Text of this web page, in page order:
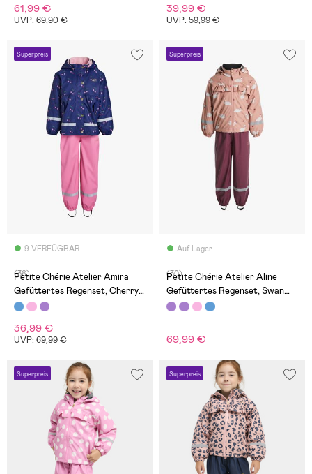
61,99 €
UVP: 69,90 €
39,99 €
UVP: 59,99 €
Superpreis
9 VERFÜGBAR
(36)
Petite Chérie Atelier Amira
Gefüttertes Regenset, Cherry
Blue
36,99 €
UVP: 69,99 €
Superpreis
Auf Lager
(30)
Petite Chérie Atelier Aline
Gefüttertes Regenset, Swan
Mellow Rose
69,99 €
Superpreis Superpreis